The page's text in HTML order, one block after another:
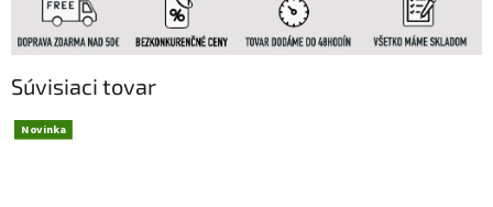
Súvisiaci tovar
Novinka